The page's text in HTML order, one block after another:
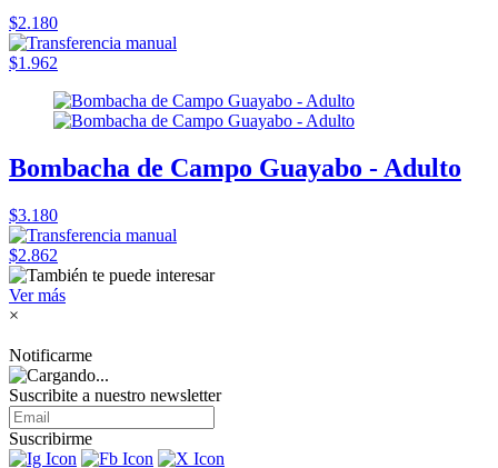
$2.180
$1.962
Bombacha de Campo Guayabo - Adulto
$3.180
$2.862
Ver más
×
Notificarme
Suscribite a nuestro newsletter
Suscribirme